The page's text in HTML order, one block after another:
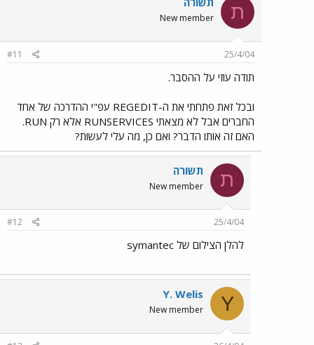
ת New member
25/4/04
#11
תודה עוזי על ההסבר.
ובכל זאת פתחתי את ה-REGEDIT עפ"י ההדרכה של אחד
החברים אבל לא מצאתי RUNSERVICES אלא רק RUN.
האם זה אותו הדבר? ואם כן, מה עלי לעשות?
ת תשורה
New member
25/4/04
#12
להלן הצילום של symantec
Y
Y. Welis
New member